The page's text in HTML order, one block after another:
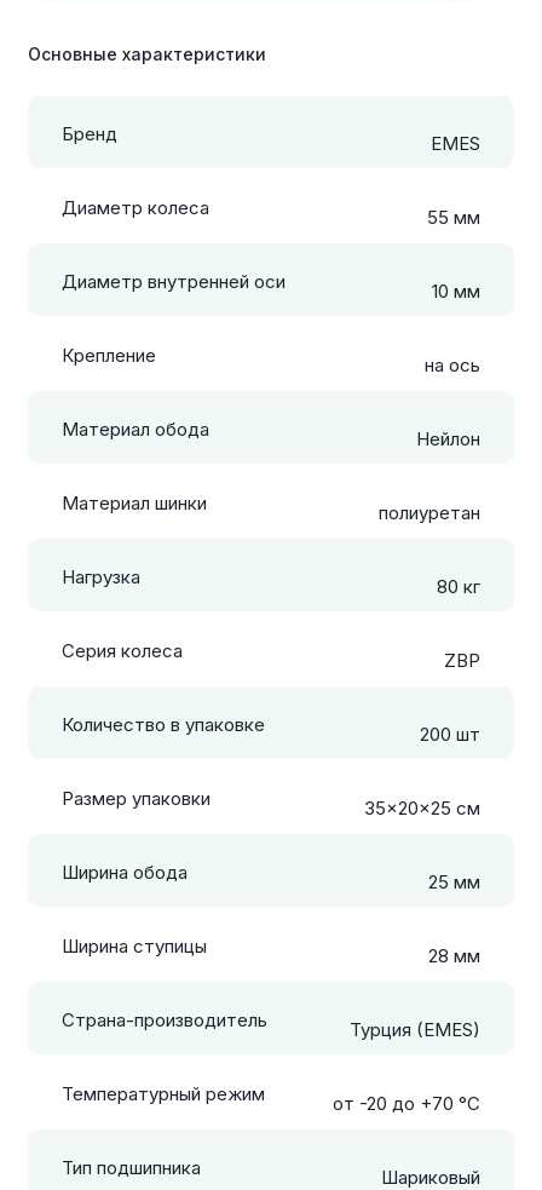
Основные характеристики
Бренд EMES
Диаметр колеса 55 мм
Диаметр внутренней оси 10 мм
Крепление на ось
Материал обода Нейлон
Материал шинки полиуретан
Нагрузка 80 кг
Серия колеса ZBP
Количество в упаковке 200 шт
Размер упаковки 35x20x25 см
Ширина обода 25 мм
Ширина ступицы 28 мм
Страна-производитель Турция (EMES)
Температурный режим от -20 до +70 °С
Тип подшипника Шариковый